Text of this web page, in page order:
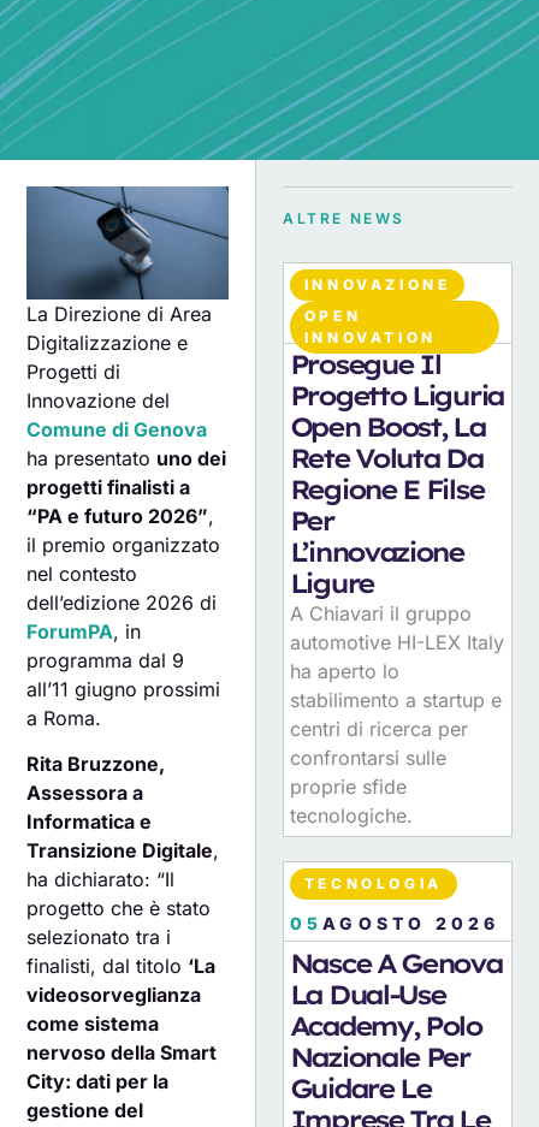
La Direzione di Area
Digitalizzazione e
Progetti di
Innovazione del
Comune di Genova
ha presentato uno dei
progetti finalisti a
“PA e futuro 2026”,
il premio organizzato
nel contesto
dell’edizione 2026 di
ForumPA, in
programma dal 9
all’11 giugno prossimi
a Roma.
Rita Bruzzone,
Assessora a
Informatica e
Transizione Digitale,
ha dichiarato: “Il
progetto che è stato
selezionato tra i
finalisti, dal titolo ‘La
videosorveglianza
come sistema
nervoso della Smart
City: dati per la
gestione del
ALTRE NEWS
INNOVAZIONE
OPEN
INNOVATION
07AGOSTO 2026
Prosegue Il
Progetto Liguria
Open Boost, La
Rete Voluta Da
Regione E Filse
Per
L’innovazione
Ligure
A Chiavari il gruppo
automotive HI-LEX Italy
ha aperto lo
stabilimento a startup e
centri di ricerca per
confrontarsi sulle
proprie sfide
tecnologiche.
TECNOLOGIA
05AGOSTO 2026
Nasce A Genova
La Dual-Use
Academy, Polo
Nazionale Per
Guidare Le
Imprese Tra Le